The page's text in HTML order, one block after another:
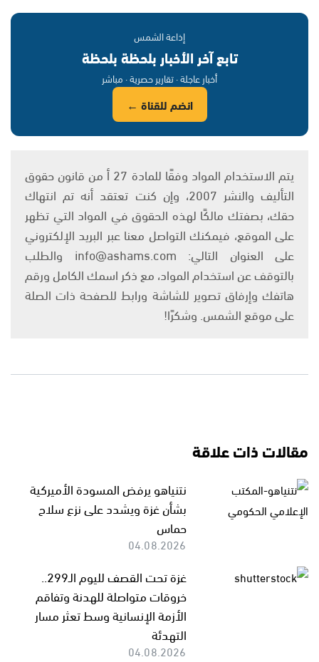
إذاعة الشمس
تابع آخر الأخبار بلحظة بلحظة
أخبار عاجلة · تقارير حصرية · مباشر
انضم للقناة ←
يتم الاستخدام المواد وفقًا للمادة 27 أ من قانون حقوق
التأليف والنشر 2007، وإن كنت تعتقد أنه تم انتهاك
حقك، بصفتك مالكًا لهذه الحقوق في المواد التي تظهر
على الموقع، فيمكنك التواصل معنا عبر البريد الإلكتروني
على العنوان التالي: info@ashams.com والطلب
بالتوقف عن استخدام المواد، مع ذكر اسمك الكامل ورقم
هاتفك وإرفاق تصوير للشاشة ورابط للصفحة ذات الصلة
على موقع الشمس. وشكرًا!
مقالات ذات علاقة
نتنياهو يرفض المسودة الأميركية
بشأن غزة ويشدد على نزع سلاح
حماس
04.08.2026
غزة تحت القصف لليوم الـ299..
خروقات متواصلة للهدنة وتفاقم
الأزمة الإنسانية وسط تعثر مسار
التهدئة
04.08.2026